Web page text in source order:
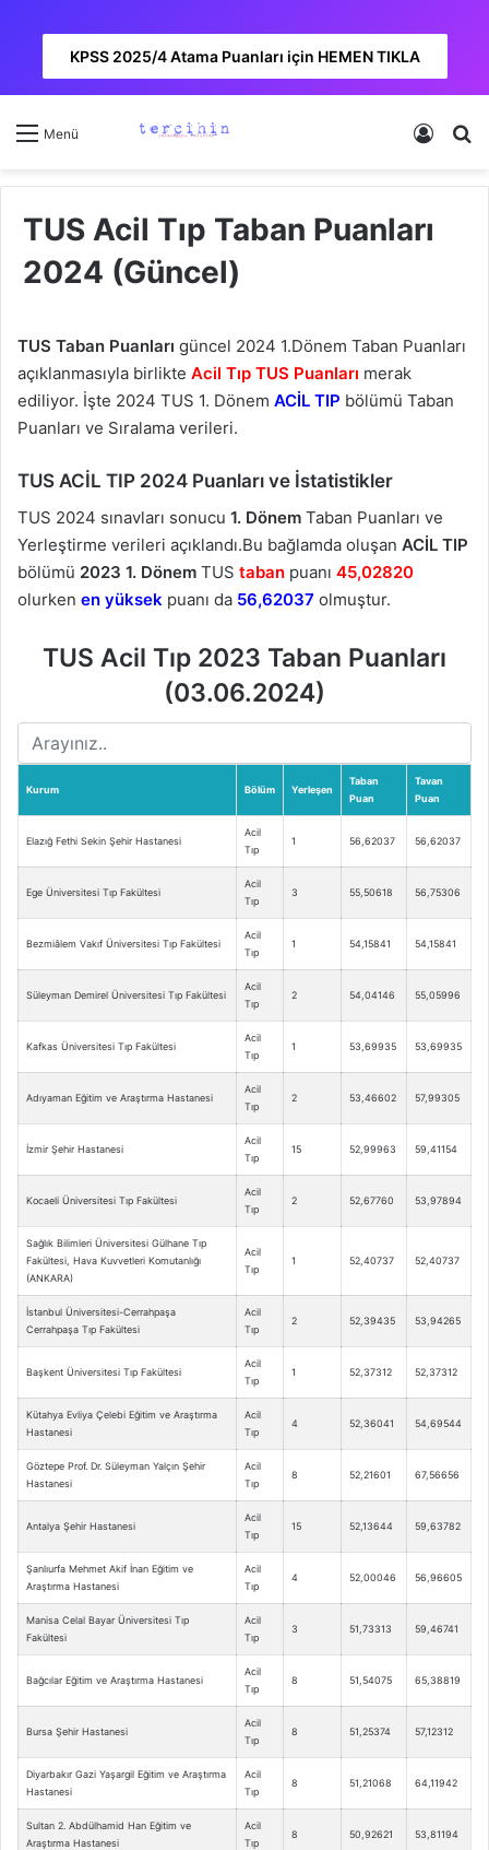
KPSS 2025/4 Atama Puanları için HEMEN TIKLA
Menü Kayıt
TUS Acil Tıp Taban Puanları
2024 (Güncel)
TUS Taban Puanları güncel 2024 1.Dönem Taban Puanları
açıklanmasıyla birlikte Acil Tıp TUS Puanları merak
ediliyor. İşte 2024 TUS 1. Dönem ACİL TIP bölümü Taban
Puanları ve Sıralama verileri.
TUS ACİL TIP 2024 Puanları ve İstatistikler
TUS 2024 sınavları sonucu 1. Dönem Taban Puanları ve
Yerleştirme verileri açıklandı.Bu bağlamda oluşan ACİL TIP
bölümü 2023 1. Dönem TUS taban puanı 45,02820
olurken en yüksek puanı da 56,62037 olmuştur.
TUS Acil Tıp 2023 Taban Puanları
(03.06.2024)
Kurum Bölüm Yerleşen
Taban
Puan
Tavan
Puan
Elazığ Fethi Sekin Şehir Hastanesi
Acil
Tıp
1 56,62037 56,62037
Ege Üniversitesi Tıp Fakültesi
Acil
Tıp
3 55,50618 56,75306
Bezmiâlem Vakıf Üniversitesi Tıp Fakültesi
Acil
Tıp
1 54,15841 54,15841
Süleyman Demirel Üniversitesi Tıp Fakültesi
Acil
Tıp
2 54,04146 55,05996
Kafkas Üniversitesi Tıp Fakültesi
Acil
Tıp
1 53,69935 53,69935
Adıyaman Eğitim ve Araştırma Hastanesi
Acil
Tıp
2 53,46602 57,99305
İzmir Şehir Hastanesi
Acil
Tıp
15 52,99963 59,41154
Kocaeli Üniversitesi Tıp Fakültesi
Acil
Tıp
2 52,67760 53,97894
Sağlık Bilimleri Üniversitesi Gülhane Tıp
Fakültesi, Hava Kuvvetleri Komutanlığı
(ANKARA)
Acil
Tıp
1 52,40737 52,40737
İstanbul Üniversitesi-Cerrahpaşa
Cerrahpaşa Tıp Fakültesi
Acil
Tıp
2 52,39435 53,94265
Başkent Üniversitesi Tıp Fakültesi
Acil
Tıp
1 52,37312 52,37312
Kütahya Evliya Çelebi Eğitim ve Araştırma
Hastanesi
Acil
Tıp
4 52,36041 54,69544
Göztepe Prof. Dr. Süleyman Yalçın Şehir
Hastanesi
Acil
Tıp
8 52,21601 67,56656
Antalya Şehir Hastanesi
Acil
Tıp
15 52,13644 59,63782
Şanlıurfa Mehmet Akif İnan Eğitim ve
Araştırma Hastanesi
Acil
Tıp
4 52,00046 56,96605
Manisa Celal Bayar Üniversitesi Tıp
Fakültesi
Acil
Tıp
3 51,73313 59,46741
Bağcılar Eğitim ve Araştırma Hastanesi
Acil
Tıp
8 51,54075 65,38819
Bursa Şehir Hastanesi
Acil
Tıp
8 51,25374 57,12312
Diyarbakır Gazi Yaşargil Eğitim ve Araştırma
Hastanesi
Acil
Tıp
8 51,21068 64,11942
Sultan 2. Abdülhamid Han Eğitim ve
Araştırma Hastanesi
Acil
Tıp
8 50,92621 53,81194